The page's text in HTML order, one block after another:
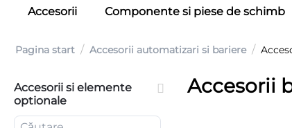
Accesorii Componente si piese de schimb
Pagina start / Accesorii automatizari si bariere /
Accesorii si elemente
optionale
Accesorii